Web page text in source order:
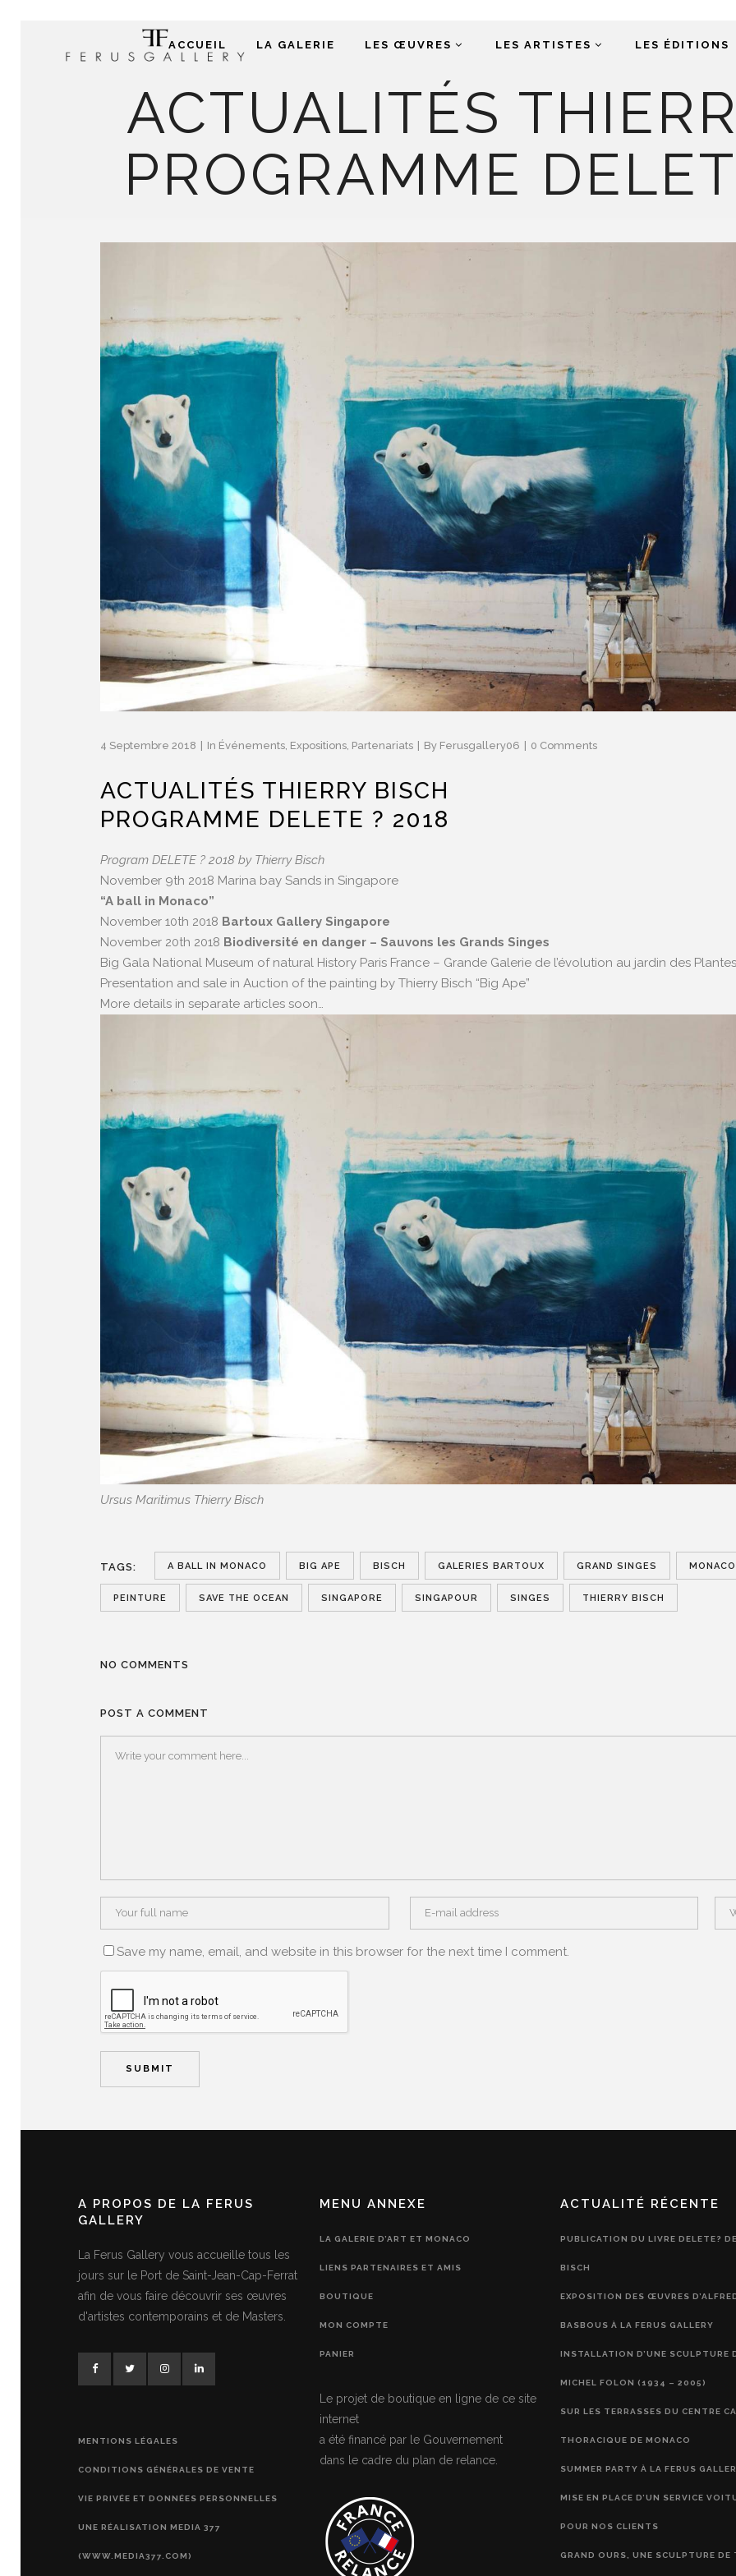
ACCUEIL LA GALERIE LES ŒUVRES LES ARTISTES LES ÉDITIONS
ACTUALITÉS
PROGRAMME
4 Septembre 2018 In Événements, Expositions, Partenariats By Ferusgallery06 0 Comments
ACTUALITÉS THIERRY BISCH
PROGRAMME DELETE ? 2018
Program DELETE ? 2018 by Thierry Bisch
November 9th 2018 Marina bay Sands in Singapore
“A ball in Monaco”
November 10th 2018 Bartoux Gallery Singapore
November 20th 2018 Biodiversité en danger – Sauvons les Grands Singes
Big Gala National Museum of natural History Paris France – Grande Galerie de l’évolution au jardin des Plantes
Presentation and sale in Auction of the painting by Thierry Bisch “Big Ape”
More details in separate articles soon…
Ursus Maritimus Thierry Bisch
TAGS: A BALL IN MONACO BIG APE BISCH GALERIES BARTOUX GRAND SINGES MONACO
PEINTURE SAVE THE OCEAN SINGAPORE SINGAPOUR SINGES THIERRY BISCH
NO COMMENTS
POST A COMMENT
Save my name, email, and website in this browser for the next time I comment.
A PROPOS DE LA FERUS
GALLERY
La Ferus Gallery vous accueille tous les
jours sur le Port de Saint-Jean-Cap-Ferrat
afin de vous faire découvrir ses œuvres
d'artistes contemporains et de Masters.
MENTIONS LÉGALES
CONDITIONS GÉNÉRALES DE VENTE
VIE PRIVÉE ET DONNÉES PERSONNELLES
UNE RÉALISATION MEDIA 377
(WWW.MEDIA377.COM)
MENU ANNEXE
LA GALERIE D’ART ET MONACO
LIENS PARTENAIRES ET AMIS
BOUTIQUE
MON COMPTE
PANIER
Le projet de boutique en ligne de ce site
internet
a été financé par le Gouvernement
dans le cadre du plan de relance.
ACTUALITÉ RÉCENTE
PUBLICATION DU LIVRE DELETE?
BISCH
EXPOSITION DES ŒUVRES
BASBOUS À LA FERUS GALLERY
INSTALLATION D’UNE SCULPTURE
MICHEL FOLON (1934 – 2005)
SUR LES TERRASSES DU CENTRE
THORACIQUE DE MONACO
SUMMER PARTY À LA FERUS
MISE EN PLACE D’UN SERVICE
POUR NOS CLIENTS
GRAND OURS, UNE SCULPTURE DE